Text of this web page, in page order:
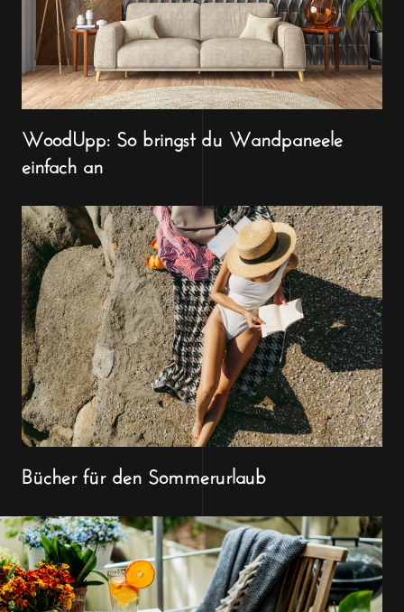
WoodUpp: So bringst du Wandpaneele
einfach an
Bücher für den Sommerurlaub